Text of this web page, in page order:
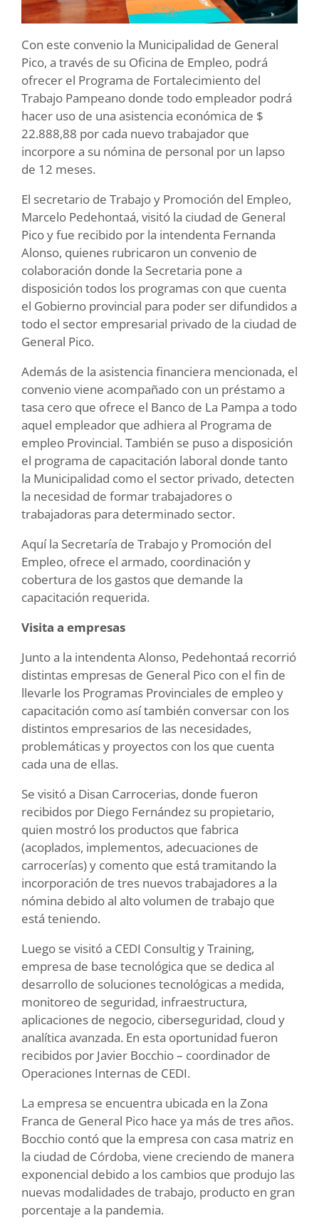
Con este convenio la Municipalidad de General
Pico, a través de su Oficina de Empleo, podrá
ofrecer el Programa de Fortalecimiento del
Trabajo Pampeano donde todo empleador podrá
hacer uso de una asistencia económica de $
22.888,88 por cada nuevo trabajador que
incorpore a su nómina de personal por un lapso
de 12 meses.
El secretario de Trabajo y Promoción del Empleo,
Marcelo Pedehontaá, visitó la ciudad de General
Pico y fue recibido por la intendenta Fernanda
Alonso, quienes rubricaron un convenio de
colaboración donde la Secretaria pone a
disposición todos los programas con que cuenta
el Gobierno provincial para poder ser difundidos a
todo el sector empresarial privado de la ciudad de
General Pico.
Además de la asistencia financiera mencionada, el
convenio viene acompañado con un préstamo a
tasa cero que ofrece el Banco de La Pampa a todo
aquel empleador que adhiera al Programa de
empleo Provincial. También se puso a disposición
el programa de capacitación laboral donde tanto
la Municipalidad como el sector privado, detecten
la necesidad de formar trabajadores o
trabajadoras para determinado sector.
Aquí la Secretaría de Trabajo y Promoción del
Empleo, ofrece el armado, coordinación y
cobertura de los gastos que demande la
capacitación requerida.
Visita a empresas
Junto a la intendenta Alonso, Pedehontaá recorrió
distintas empresas de General Pico con el fin de
llevarle los Programas Provinciales de empleo y
capacitación como así también conversar con los
distintos empresarios de las necesidades,
problemáticas y proyectos con los que cuenta
cada una de ellas.
Se visitó a Disan Carrocerias, donde fueron
recibidos por Diego Fernández su propietario,
quien mostró los productos que fabrica
(acoplados, implementos, adecuaciones de
carrocerías) y comento que está tramitando la
incorporación de tres nuevos trabajadores a la
nómina debido al alto volumen de trabajo que
está teniendo.
Luego se visitó a CEDI Consultig y Training,
empresa de base tecnológica que se dedica al
desarrollo de soluciones tecnológicas a medida,
monitoreo de seguridad, infraestructura,
aplicaciones de negocio, ciberseguridad, cloud y
analítica avanzada. En esta oportunidad fueron
recibidos por Javier Bocchio – coordinador de
Operaciones Internas de CEDI.
La empresa se encuentra ubicada en la Zona
Franca de General Pico hace ya más de tres años.
Bocchio contó que la empresa con casa matriz en
la ciudad de Córdoba, viene creciendo de manera
exponencial debido a los cambios que produjo las
nuevas modalidades de trabajo, producto en gran
porcentaje a la pandemia.